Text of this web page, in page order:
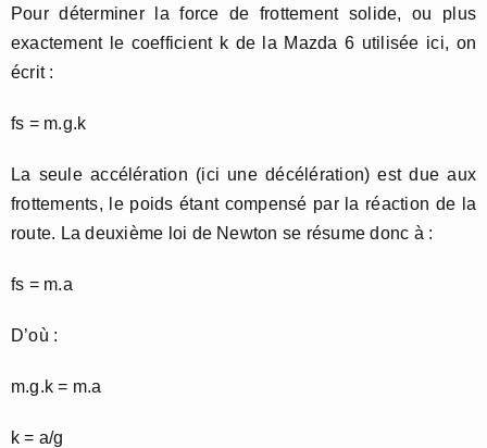
Pour déterminer la force de frottement solide, ou plus
exactement le coefficient k de la Mazda 6 utilisée ici, on
écrit :
fs = m.g.k
La seule accélération (ici une décélération) est due aux
frottements, le poids étant compensé par la réaction de la
route. La deuxième loi de Newton se résume donc à :
fs = m.a
D’où :
m.g.k = m.a
k = a/g